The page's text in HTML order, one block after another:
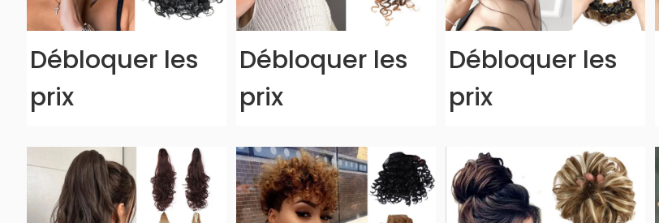
Débloquer les
prix
Débloquer les
prix
Débloquer les
prix